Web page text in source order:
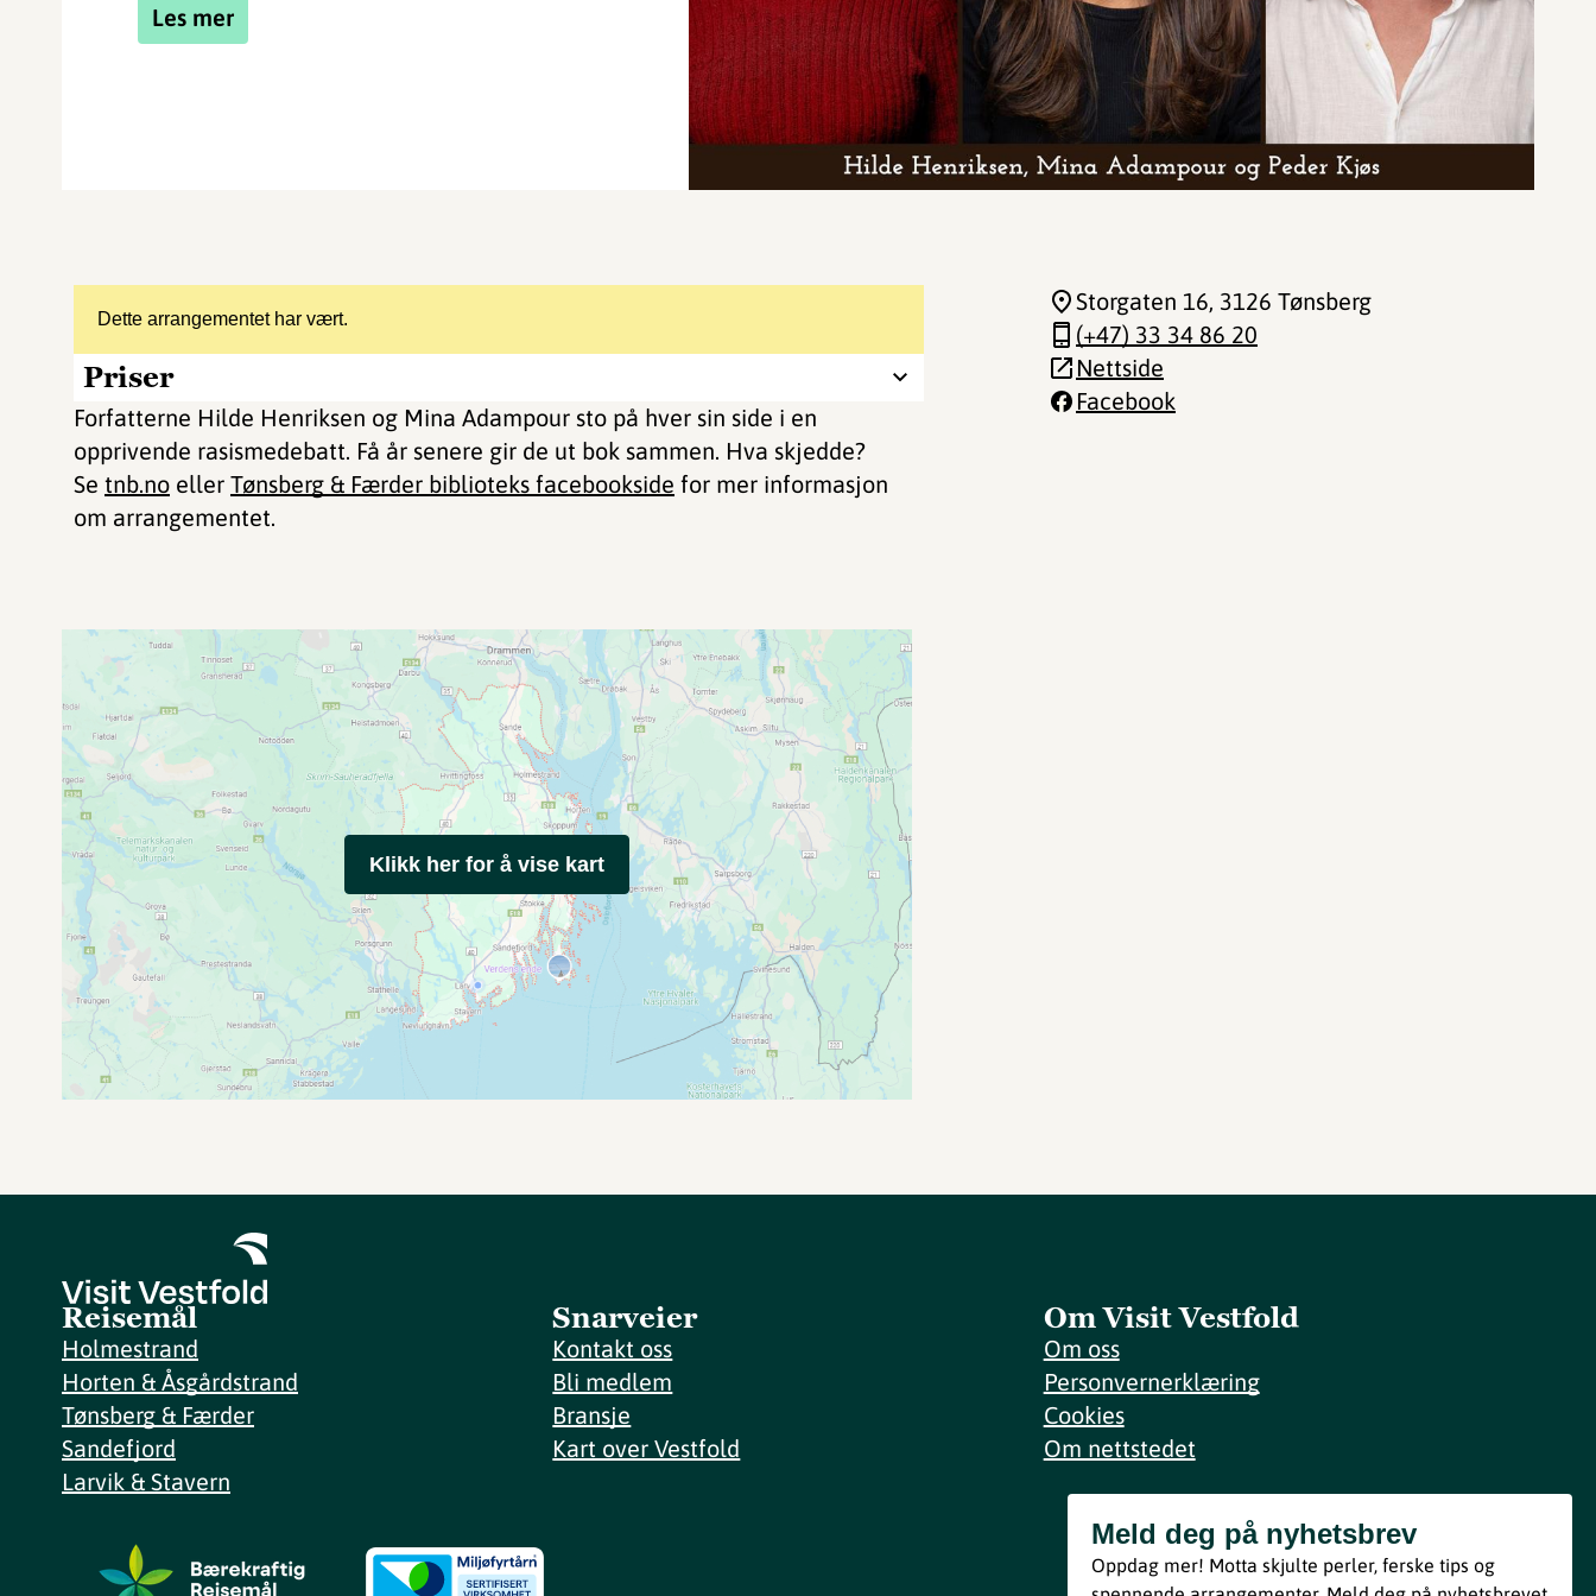
Les mer
Dette arrangementet har vært.
Priser
Forfatterne Hilde Henriksen og Mina Adampour sto på hver sin side i en
opprivende rasismedebatt. Få år senere gir de ut bok sammen. Hva skjedde?
Se tnb.no eller Tønsberg & Færder biblioteks facebookside for mer informasjon
om arrangementet.
Storgaten 16, 3126 Tønsberg
(+47) 33 34 86 20
Nettside
Facebook
Klikk her for å vise kart
Reisemål
Holmestrand
Horten & Åsgårdstrand
Tønsberg & Færder
Sandefjord
Larvik & Stavern
Snarveier
Kontakt oss
Bli medlem
Bransje
Kart over Vestfold
Om Visit Vestfold
Om oss
Personvernerklæring
Cookies
Om nettstedet
Meld deg på nyhetsbrev
Bli med
Meld deg på nyhetsbrev
Oppdag mer! Motta skjulte perler, ferske tips og